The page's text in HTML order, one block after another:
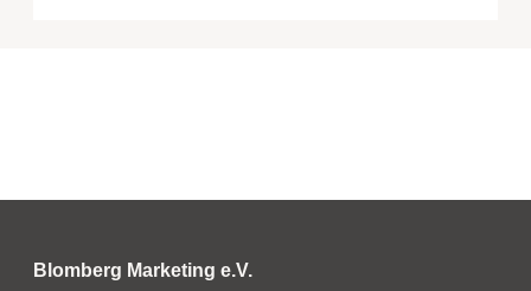
Blomberg Marketing e.V.